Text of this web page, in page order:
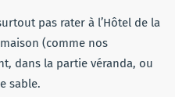
pas rater à l’Hôtel de la
(comme nos
dans la partie véranda, ou
sable.